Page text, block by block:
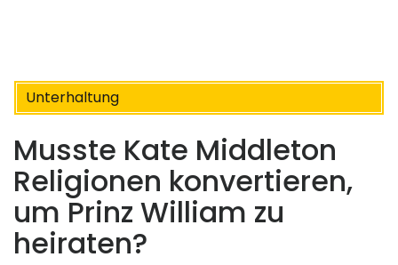
Unterhaltung
Musste Kate Middleton
Religionen konvertieren,
um Prinz William zu
heiraten?